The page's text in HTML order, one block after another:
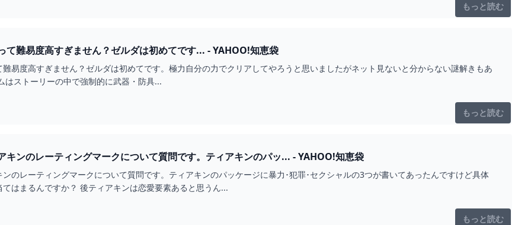
もっと読む
て難易度高すぎません？ゼルダは初めてです... - YAHOO!知恵袋
易度高すぎません？ゼルダは初めてです。極力自分の力でクリアしてやろうと思いましたがネット見ないと分からない謎解きもあ
はストーリーの中で強制的に武器・防具...
もっと読む
キンのレーティングマークについて質問です。ティアキンのパッ... - YAHOO!知恵袋
のレーティングマークについて質問です。ティアキンのパッケージに暴力･犯罪･セクシャルの3つが書いてあったんですけど具体
はまるんですか？ 後ティアキンは恋愛要素あると思うん...
もっと読む